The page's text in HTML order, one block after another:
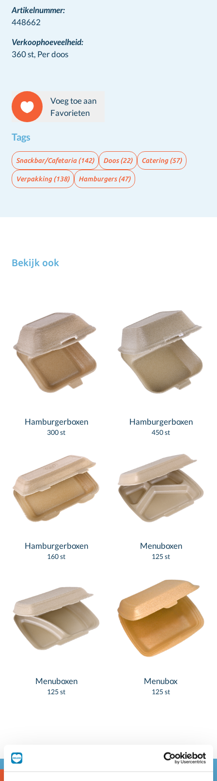
Artikelnummer:
448662
Verkoophoeveelheid:
360 st, Per doos
Voeg toe aan
Favorieten
Tags
Snackbar/Cafetaria(142) Doos(22) Catering(57)
Verpakking(138) Hamburgers(47)
Bekijk ook
Hamburgerboxen
300 st
Hamburgerboxen
450 st
Hamburgerboxen
160 st
Menuboxen
125 st
Menuboxen
125 st
Menubox
125 st